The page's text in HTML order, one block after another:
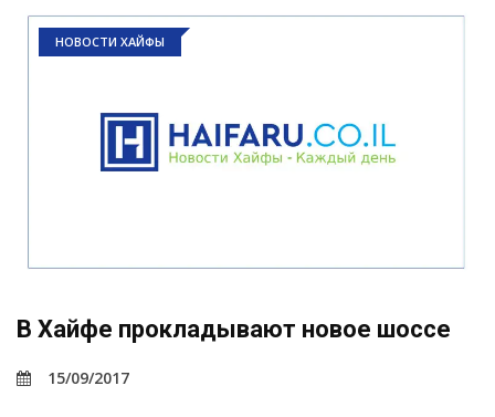
НОВОСТИ ХАЙФЫ
В Хайфе прокладывают новое шоссе
15/09/2017